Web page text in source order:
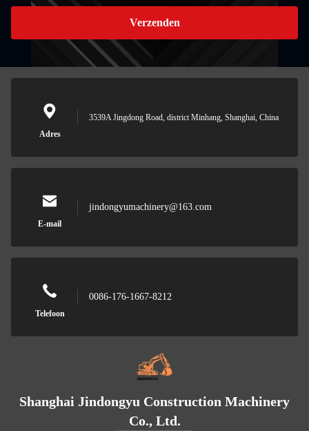
Verzenden
Adres
3539A Jingdong Road, district Minhang, Shanghai, China
E-mail
jindongyumachinery@163.com
Telefoon
0086-176-1667-8212
Shanghai Jindongyu Construction Machinery
Co., Ltd.